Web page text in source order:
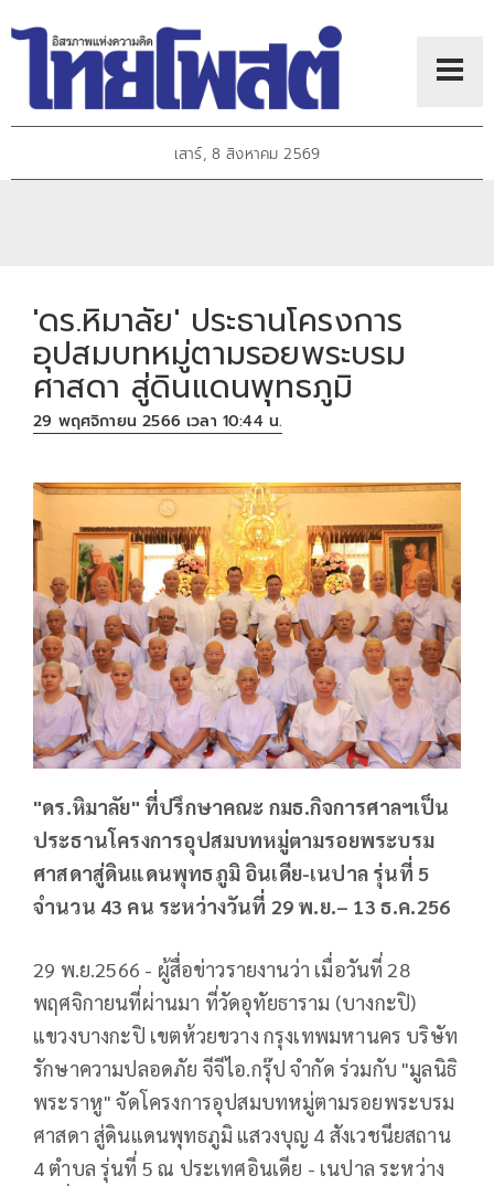
เสาร์, 8 สิงหาคม 2569
'ดร.หิมาลัย' ประธานโครงการ
อุปสมบทหมู่ตามรอยพระบรม
ศาสดา สู่ดินแดนพุทธภูมิ
29 พฤศจิกายน 2566 เวลา 10:44 น.
"ดร.หิมาลัย" ที่ปรึกษาคณะ กมธ.กิจการศาลฯเป็น
ประธานโครงการอุปสมบทหมู่ตามรอยพระบรม
ศาสดาสู่ดินแดนพุทธภูมิ อินเดีย-เนปาล รุ่นที่ 5
จำนวน 43 คน ระหว่างวันที่ 29 พ.ย.– 13 ธ.ค.256
29 พ.ย.2566 - ผู้สื่อข่าวรายงานว่า เมื่อวันที่ 28
พฤศจิกายนที่ผ่านมา ที่วัดอุทัยธาราม (บางกะปิ)
แขวงบางกะปิ เขตห้วยขวาง กรุงเทพมหานคร บริษัท
รักษาความปลอดภัย จีจีไอ.กรุ๊ป จำกัด ร่วมกับ "มูลนิธิ
พระราหู" จัดโครงการอุปสมบทหมู่ตามรอยพระบรม
ศาสดา สู่ดินแดนพุทธภูมิ แสวงบุญ 4 สังเวชนียสถาน
4 ตำบล รุ่นที่ 5 ณ ประเทศอินเดีย - เนปาล ระหว่าง